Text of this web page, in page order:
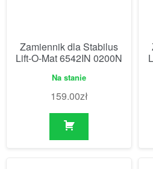
Zamiennik dla Stabilus
Lift-O-Mat 6542IN 0200N
Na stanie
159.00zł